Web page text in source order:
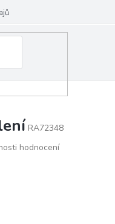
RA72348
hodnocení